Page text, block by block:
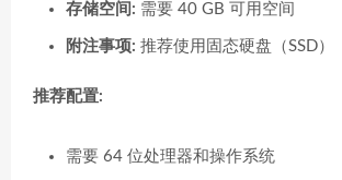
存储空间: 需要 40 GB 可用空间
附注事项: 推荐使用固态硬盘（SSD）
推荐配置:
需要 64 位处理器和操作系统